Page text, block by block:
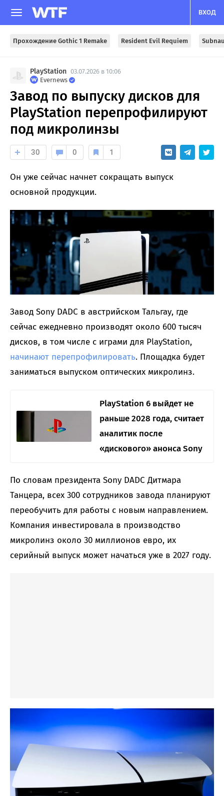
ВХОД
Прохождение Gothic 1 Remake Resident Evil Requiem
PlayStation 03.07.2026 в 10:06
Evernews
Завод по выпуску дисков для
PlayStation перепрофилируют
под микролинзы
30 0 1
Он уже сейчас начнет сокращать выпуск
основной продукции.
Завод Sony DADC в австрийском Тальгау, где
сейчас ежедневно производят около 600 тысяч
дисков, в том числе с играми для PlayStation,
начинают перепрофилировать. Площадка будет
заниматься выпуском оптических микролинз.
PlayStation 6 выйдет не
раньше 2028 года, считает
аналитик после
«дискового» анонса Sony
По словам президента Sony DADC Дитмара
Танцера, всех 300 сотрудников завода планируют
переобучить для работы с новым направлением.
Компания инвестировала в производство
микролинз около 30 миллионов евро, их
серийный выпуск может начаться уже в 2027 году.